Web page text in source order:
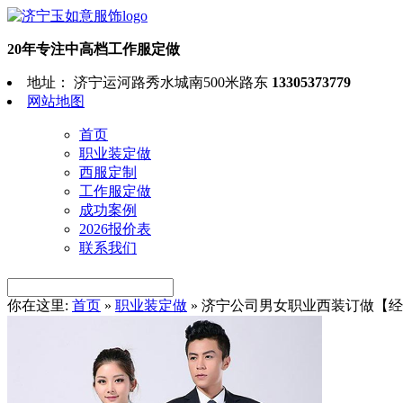
20年专注中高档工作服定做
地址： 济宁运河路秀水城南500米路东 13305373779
网站地图
首页
职业装定做
西服定制
工作服定做
成功案例
2026报价表
联系我们
你在这里: 首页 » 职业装定做 » 济宁公司男女职业西装订做【